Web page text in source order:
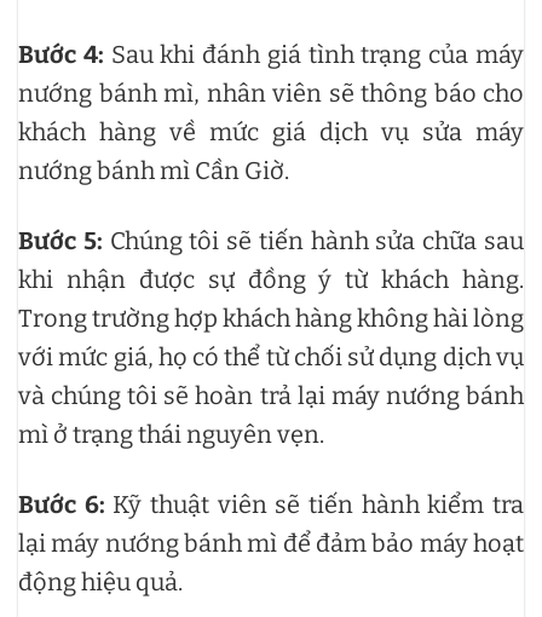
Bước 4: Sau khi đánh giá tình trạng của máy
nướng bánh mì, nhân viên sẽ thông báo cho
khách hàng về mức giá dịch vụ sửa máy
nướng bánh mì Cần Giờ.
Bước 5: Chúng tôi sẽ tiến hành sửa chữa sau
khi nhận được sự đồng ý từ khách hàng.
Trong trường hợp khách hàng không hài lòng
với mức giá, họ có thể từ chối sử dụng dịch vụ
và chúng tôi sẽ hoàn trả lại máy nướng bánh
mì ở trạng thái nguyên vẹn.
Bước 6: Kỹ thuật viên sẽ tiến hành kiểm tra
lại máy nướng bánh mì để đảm bảo máy hoạt
động hiệu quả.